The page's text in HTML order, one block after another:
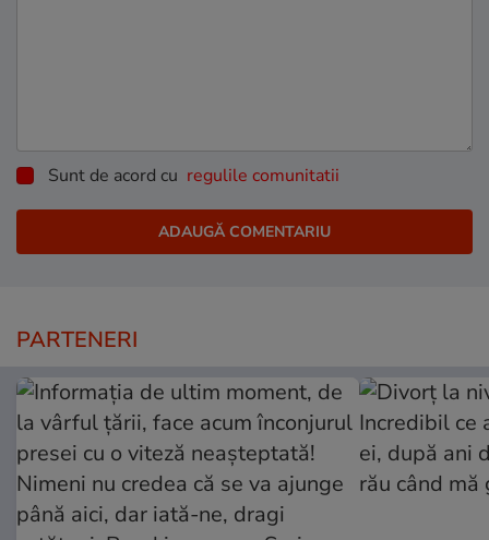
Sunt de acord cu regulile comunitatii
PARTENERI